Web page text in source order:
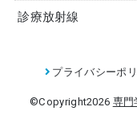
診療放射線
プライバシーポ
©Copyright2026 専門